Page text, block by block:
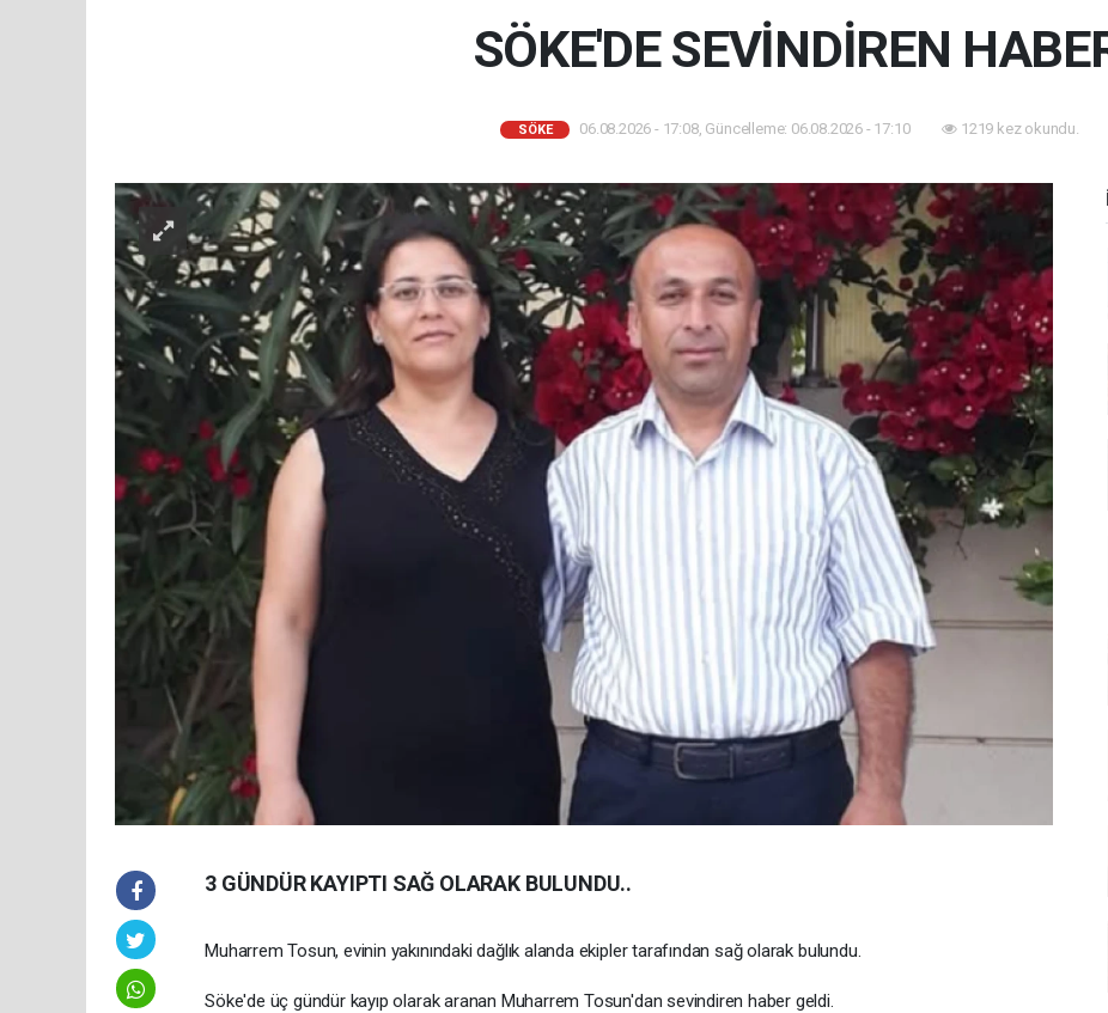
SÖKE'DE SEVİNDİREN
SÖKE 06.08.2026 - 17:08, Güncelleme: 06.08.2026 - 17:10 1219 kez okundu.
3 GÜNDÜR KAYIPTI SAĞ OLARAK BULUNDU..
Muharrem Tosun, evinin yakınındaki dağlık alanda ekipler tarafından sağ olarak bulundu.
Söke'de üç gündür kayıp olarak aranan Muharrem Tosun'dan sevindiren haber geldi.